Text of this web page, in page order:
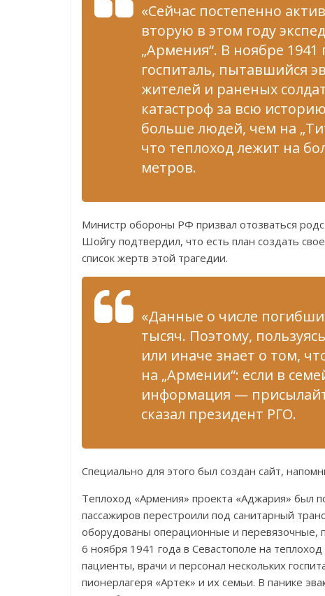
«Сейчас постепенно
вторую в этом году
„Армения“. В ноябре
госпиталь, пытавшийся
жителей и раненых
катастроф за всю
больше людей, чем на
что теплоход лежит на
метров.
Министр обороны РФ призвал отозваться
Шойгу подтвердил, что есть план создать
список жертв этой трагедии.
«Данные о числе
тысяч. Поэтому,
или иначе знает о том,
на „Армении“: если в
информация —
сказал президент РГО.
Специально для этого был создан сайт,
Теплоход «Армения» проекта «Аджария» был
пассажиров перестроили под санитарный
оборудованы операционные и перевязочные,
6 ноября 1941 года в Севастополе на
пациенты, врачи и персонал нескольких
пионерлагеря «Артек» и их семьи. В панике